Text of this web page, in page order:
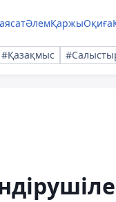
ӘлемҚаржыОқиға
#Қазақмыс